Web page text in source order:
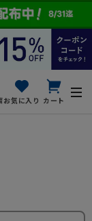
お気に入り カート